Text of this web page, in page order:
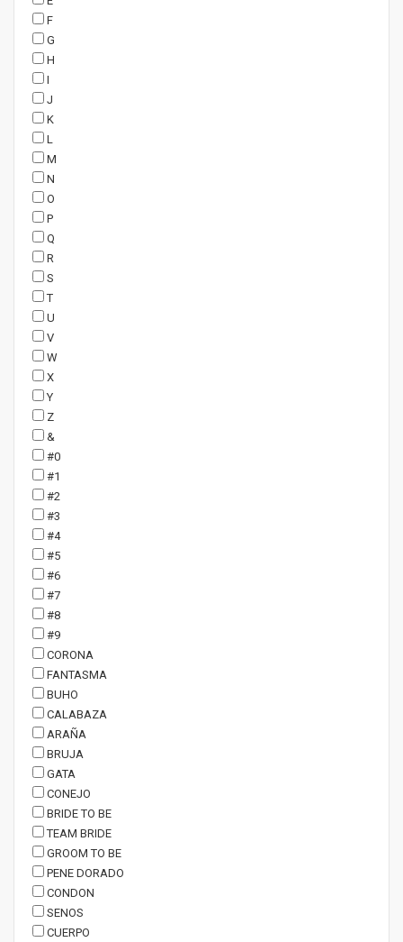
F
G
H
I
J
K
L
M
N
O
P
Q
R
S
T
U
V
W
X
Y
Z
&
#0
#1
#2
#3
#4
#5
#6
#7
#8
#9
CORONA
FANTASMA
BUHO
CALABAZA
ARAÑA
BRUJA
GATA
CONEJO
BRIDE TO BE
TEAM BRIDE
GROOM TO BE
PENE DORADO
CONDON
SENOS
CUERPO